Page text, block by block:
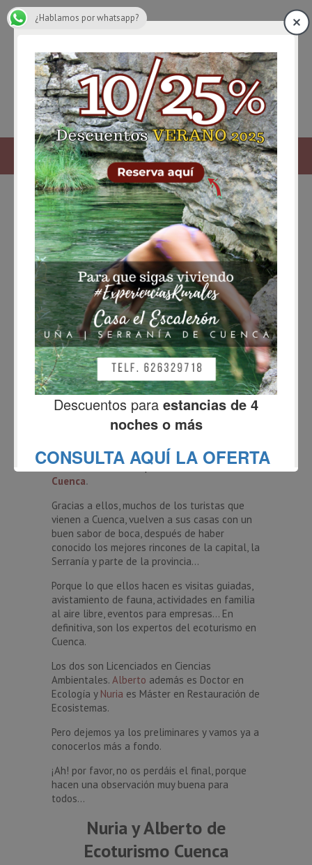
El ecoturismo en Cuenca
BLOG
El ecoturismo en Cuenca
Fernando
febrero 18, 2016
No Comments
¡Ya estamos aquí otra vez! Y pensaréis… ¿Qué
queremos presentaros a Nuria y a Alberto, los
fundadores de la empresa Ecoturismo
Cuenca.
Gracias a ellos, muchos de los turistas que
vienen a Cuenca, vuelven a sus casas con un
buen sabor de boca, después de haber
conocido los mejores rincones de la capital, la
Serranía y parte de la provincia…
Porque lo que ellos hacen es visitas guiadas,
avistamiento de fauna, actividades en familia
al aire libre, eventos para empresas… En
definitiva, son los expertos del ecoturismo en
Cuenca.
Los dos son Licenciados en Ciencias
Ambientales. Alberto además es Doctor en
Ecología yNuria es Máster en Restauración de
Ecosistemas.
Pero dejemos ya los preliminares y vamos ya a
conocerlos más a fondo.
¡Ah! por favor, no os perdáis el final, porque
hacen una observación muy buena para
todos…
Nuria y Alberto de
Ecoturismo Cuenca
¿Hablamos por whatsapp?